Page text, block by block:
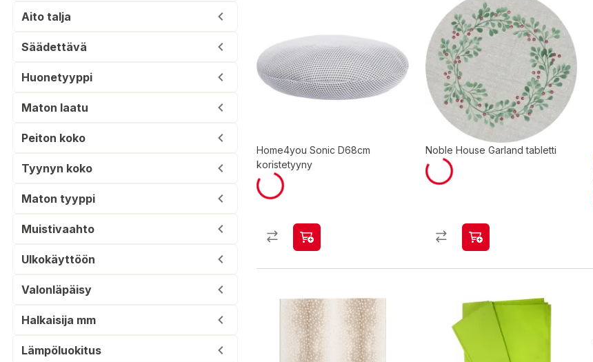
Aito talja
Säädettävä
Huonetyyppi
Maton laatu
Peiton koko
Tyynyn koko
Maton tyyppi
Muistivaahto
Ulkokäyttöön
Valonläpäisy
Halkaisija mm
Lämpöluokitus
Home4you Sonic D68cm
koristetyyny
Noble House Garland tabletti